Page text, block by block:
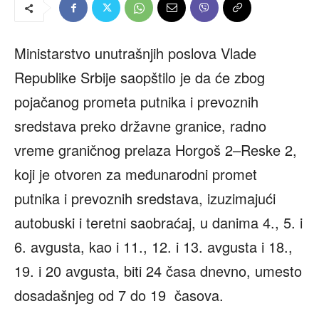
Ministarstvo unutrašnjih poslova Vlade
Republike Srbije saopštilo je da će zbog
pojačanog prometa putnika i prevoznih
sredstava preko državne granice, radno
vreme graničnog prelaza Horgoš 2–Reske 2,
koji je otvoren za međunarodni promet
putnika i prevoznih sredstava, izuzimajući
autobuski i teretni saobraćaj, u danima 4., 5. i
6. avgusta, kao i 11., 12. i 13. avgusta i 18.,
19. i 20 avgusta, biti 24 časa dnevno, umesto
dosadašnjeg od 7 do 19 časova.